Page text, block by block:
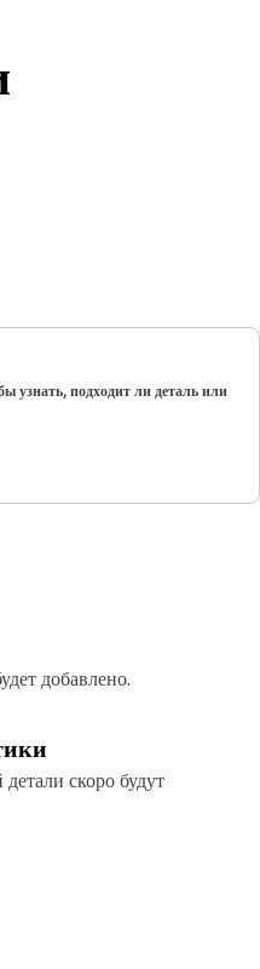
узнать, подходит ли деталь или
добавлено.
скоро будут